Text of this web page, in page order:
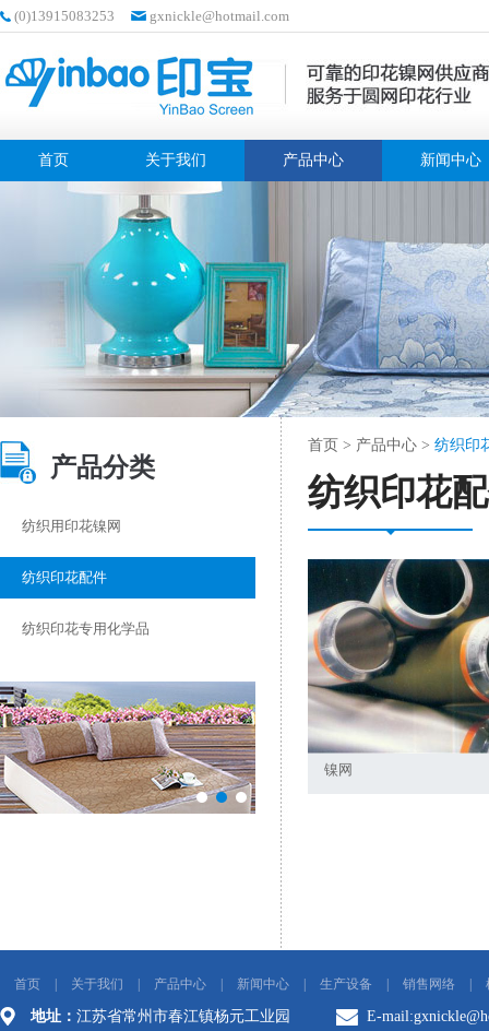
(0)13915083253 gxnickle@hotmail.com
首页 关于我们 产品中心 新闻中心
产品分类
纺织用印花镍网
纺织印花配件
纺织印花专用化学品
首页 > 产品中心 > 纺织印
纺织印花
镍网
首页 关于我们 产品中心 新闻中心 生产设备 销售网络
地址： 江苏省常州市春江镇杨元工业园 E-mail: